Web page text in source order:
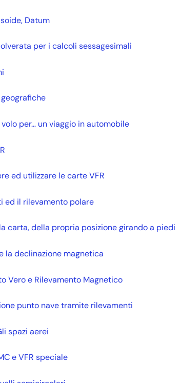
Datum
per i calcoli sessagesimali
per… un viaggio in automobile
ed utilizzare le carte VFR
ed il rilevamento polare
carta, della propria posizione girando a piedi
la declinazione magnetica
Vero e Rilevamento Magnetico
punto nave tramite rilevamenti
spazi aerei
e VFR speciale